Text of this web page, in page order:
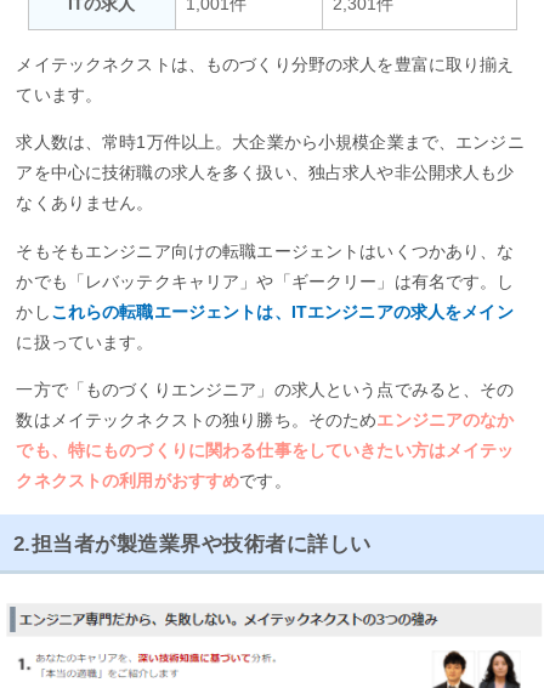
メイテックネクストは、ものづくり分野の求人を豊富に取り揃え
ています。
求人数は、常時1万件以上。大企業から小規模企業まで、エンジニ
アを中心に技術職の求人を多く扱い、独占求人や非公開求人も少
なくありません。
そもそもエンジニア向けの転職エージェントはいくつかあり、な
かでも「レバッテクキャリア」や「ギークリー」は有名です。し
かしこれらの転職エージェントは、ITエンジニアの求人をメイン
に扱っています。
一方で「ものづくりエンジニア」の求人という点でみると、その
数はメイテックネクストの独り勝ち。そのためエンジニアのなか
でも、特にものづくりに関わる仕事をしていきたい方はメイテッ
クネクストの利用がおすすめです。
2.担当者が製造業界や技術者に詳しい